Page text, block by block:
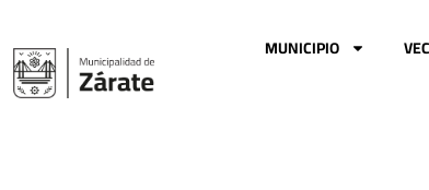
contenido
MUNICIPIO